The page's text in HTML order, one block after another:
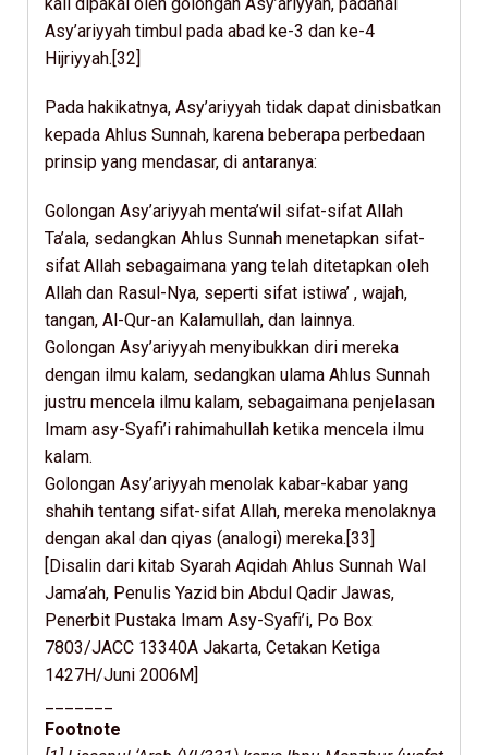
Asy’ariyyah timbul pada abad ke-3 dan ke-4
Hijriyyah.[32]
Pada hakikatnya, Asy’ariyyah tidak dapat dinisbatkan
kepada Ahlus Sunnah, karena beberapa perbedaan
prinsip yang mendasar, di antaranya:
Golongan Asy’ariyyah menta’wil sifat-sifat Allah
Ta’ala, sedangkan Ahlus Sunnah menetapkan sifat-
sifat Allah sebagaimana yang telah ditetapkan oleh
Allah dan Rasul-Nya, seperti sifat istiwa’ , wajah,
tangan, Al-Qur-an Kalamullah, dan lainnya.
Golongan Asy’ariyyah menyibukkan diri mereka
dengan ilmu kalam, sedangkan ulama Ahlus Sunnah
justru mencela ilmu kalam, sebagaimana penjelasan
Imam asy-Syafi’i rahimahullah ketika mencela ilmu
kalam.
Golongan Asy’ariyyah menolak kabar-kabar yang
shahih tentang sifat-sifat Allah, mereka menolaknya
dengan akal dan qiyas (analogi) mereka.[33]
[Disalin dari kitab Syarah Aqidah Ahlus Sunnah Wal
Jama’ah, Penulis Yazid bin Abdul Qadir Jawas,
Penerbit Pustaka Imam Asy-Syafi’i, Po Box
7803/JACC 13340A Jakarta, Cetakan Ketiga
1427H/Juni 2006M]
Footnote